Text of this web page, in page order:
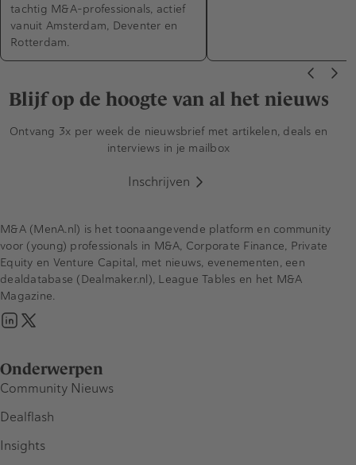
tachtig M&A-professionals, actief
vanuit Amsterdam, Deventer en
Rotterdam.
Blijf op de hoogte van al het nieuws
Ontvang 3x per week de nieuwsbrief met artikelen, deals en
interviews in je mailbox
Inschrijven
Onderwerpen
Community Nieuws
Dealflash
Insights
M&A (MenA.nl) is het toonaangevende platform en community
voor (young) professionals in M&A, Corporate Finance, Private
Equity en Venture Capital, met nieuws, evenementen, een
dealdatabase (Dealmaker.nl), League Tables en het M&A
Magazine.